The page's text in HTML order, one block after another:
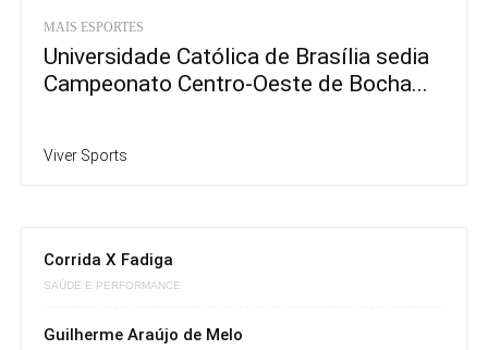
MAIS ESPORTES
Universidade Católica de Brasília sedia
Campeonato Centro-Oeste de Bocha...
Viver Sports
Corrida X Fadiga
SAÚDE E PERFORMANCE
Guilherme Araújo de Melo